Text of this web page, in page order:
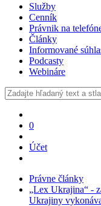
Služby
Cenník
Právnik na
Články
Informované
Podcasty
Webináre
0
Účet
Právne články
„Lex Ukrajina“ -
Ukrajiny